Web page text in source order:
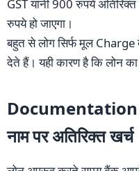
GST यानी 900 रुपये
रुपये हो जाएगा।
बहुत से लोग सिर्फ मूल
देते हैं। यही कारण है कि लोन
Documentation
नाम पर अतिरिक्त खर्च